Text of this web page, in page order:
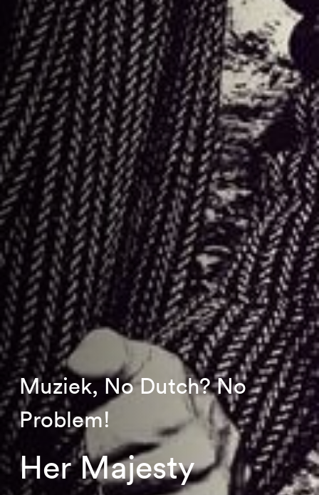
Her Majesty
Muziek, No Dutch? No
Problem!